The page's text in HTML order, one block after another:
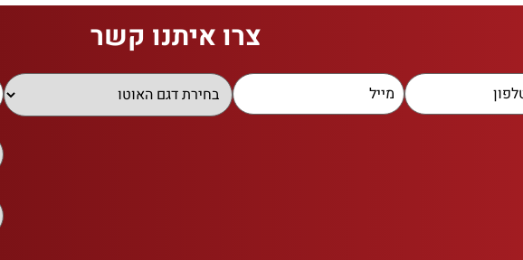
צרו איתנו קשר